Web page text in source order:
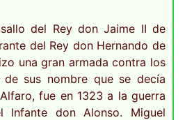
del Rey don Jaime II de
del Rey don Hernando de
una gran armada contra los
sus nombre que se decía
fue en 1323 a la guerra
Infante don Alonso. Miguel